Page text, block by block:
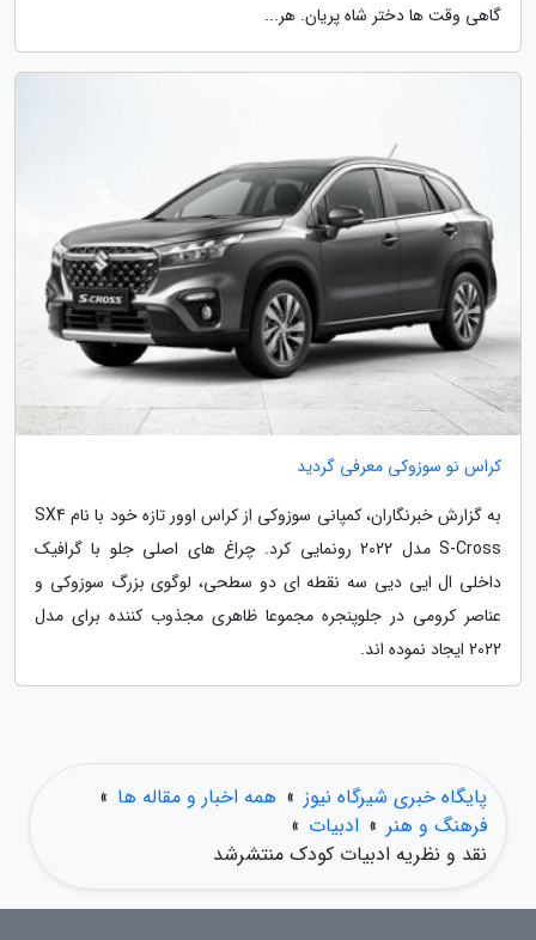
گاهی وقت ها دختر شاه پریان. هر...
کراس نو سوزوکی معرفی گردید
به گزارش خبرنگاران، کمپانی سوزوکی از کراس اوور تازه خود با نام SX4
S-Cross مدل 2022 رونمایی کرد. چراغ های اصلی جلو با گرافیک
داخلی ال ایی دیی سه نقطه ای دو سطحی، لوگوی بزرگ سوزوکی و
عناصر کرومی در جلوپنجره مجموعا ظاهری مجذوب کننده برای مدل
2022 ایجاد نموده اند.
پایگاه خبری شیرگاه نیوز » همه اخبار و مقاله ها »
فرهنگ و هنر » ادبیات »
نقد و نظریه ادبیات کودک منتشرشد